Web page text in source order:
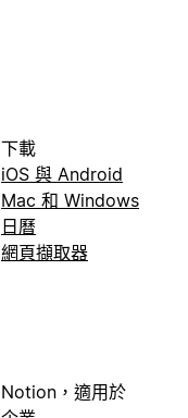
下載
iOS 與 Android
Mac 和 Windows
日曆
網頁擷取器
Notion，適用於